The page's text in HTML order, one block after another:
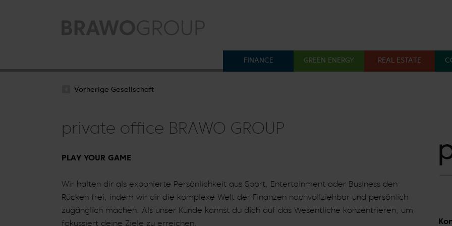
FINANCE GREEN ENERGY REAL ESTATE
Vorherige Gesellschaft
private office BRAWO GROUP
PLAY YOUR GAME
Wir halten dir als exponierte Persönlichkeit aus Sport, Entertainment oder Business den
Rücken frei, indem wir dir die komplexe Welt der Finanzen nachvollziehbar und persönlich
zugänglich machen. Als unser Kunde kannst du dich auf das Wesentliche konzentrieren, um
fokussiert deine Ziele zu erreichen.